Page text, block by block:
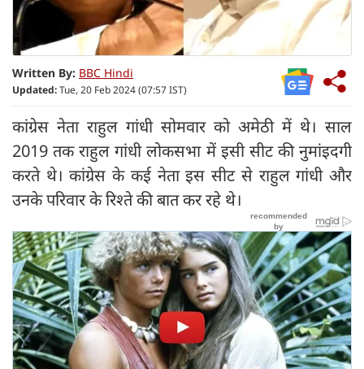
Written By: BBC Hindi
Updated:Tue, 20 Feb 2024 (07:57 IST)
कांग्रेस नेता राहुल गांधी सोमवार को अमेठी में थे। साल
2019 तक राहुल गांधी लोकसभा में इसी सीट की नुमांइदगी
करते थे। कांग्रेस के कई नेता इस सीट से राहुल गांधी और
उनके परिवार के रिश्ते की बात कर रहे थे।